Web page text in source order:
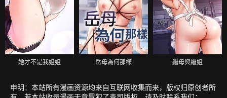
她才不是我姐姐 岳母為何那樣 繼母與繼姐
申明：本站所有漫画资源均来自互联网收集而来，版权归原创者所